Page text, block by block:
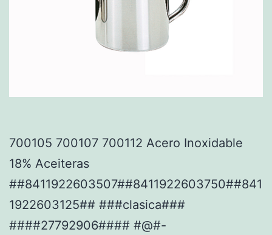
700105 700107 700112 Acero Inoxidable
18% Aceiteras
##8411922603507##8411922603750##841
1922603125## ###clasica###
####27792906#### #@#-